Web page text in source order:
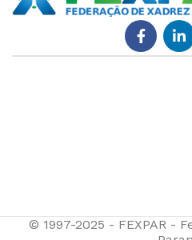
© 1997-2025 - FEXPAR -